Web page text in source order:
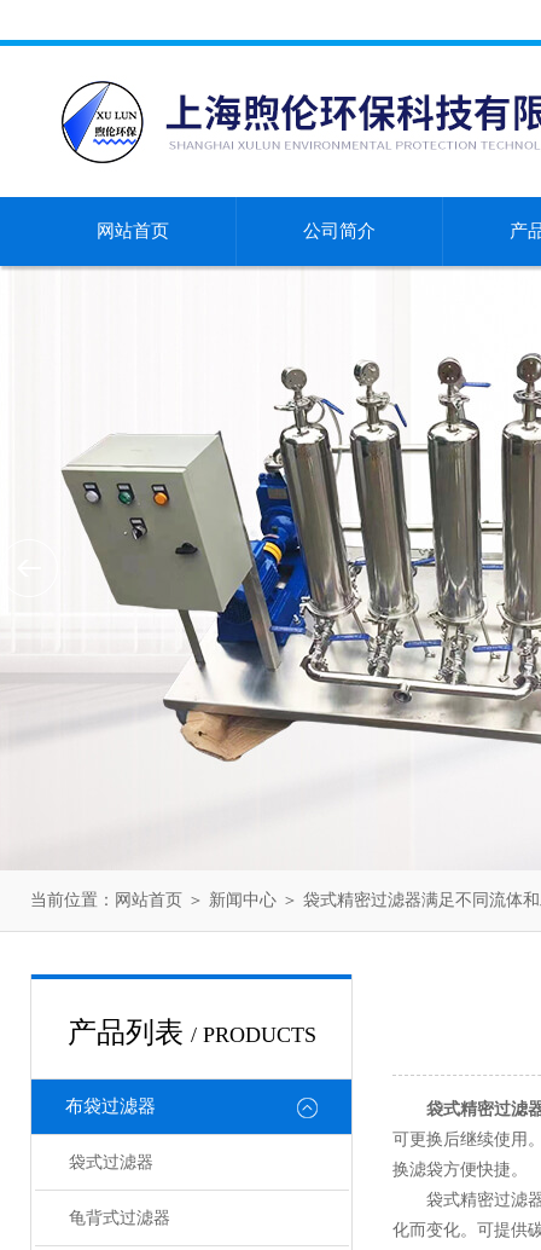
网站首页 公司简介 产
当前位置： 网站首页 ＞ 新闻中心 ＞ 袋式精密过滤器满足不同流体
产品列表 / PRODUCTS
布袋过滤器
袋式过滤器
龟背式过滤器
袋式精密过滤
可更换后继续使用
换滤袋方便快
袋式精密过滤器
化而变化。可提供